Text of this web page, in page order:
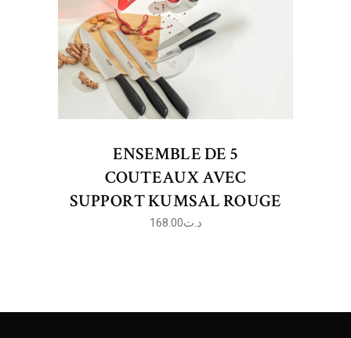
ENSEMBLE DE 5
COUTEAUX AVEC
SUPPORT KUMSAL ROUGE
د.ت168.00